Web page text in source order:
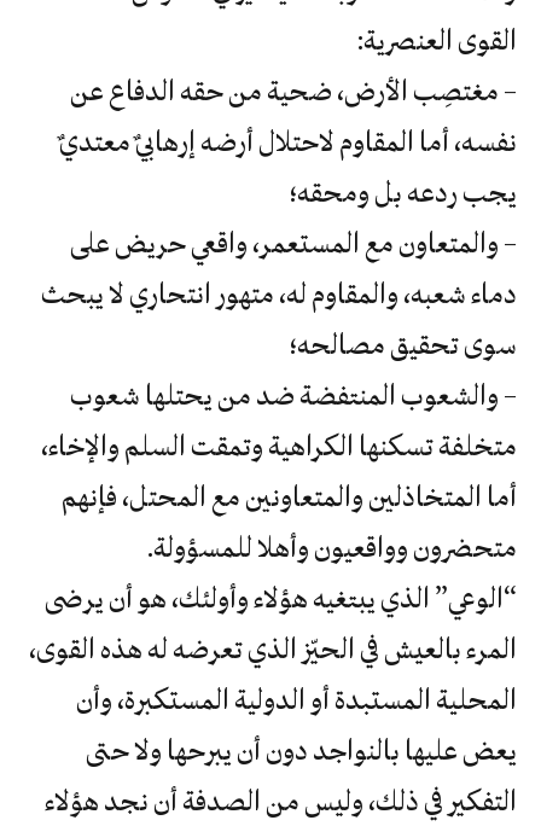
القوى العنصرية:
– مغتصِب الأرض، ضحية من حقه الدفاع عن
نفسه، أما المقاوم لاحتلال أرضه إرهابيٌ معتديٌ
يجب ردعه بل ومحقه؛
– والمتعاون مع المستعمر، واقعي حريض على
دماء شعبه، والمقاوم له، متهور انتحاري لا يبحث
سوى تحقيق مصالحه؛
– والشعوب المنتفضة ضد من يحتلها شعوب
متخلفة تسكنها الكراهية وتمقت السلم والإخاء،
أما المتخاذلين والمتعاونين مع المحتل، فإنهم
متحضرون وواقعيون وأهلا للمسؤولة.
“الوعي” الذي يبتغيه هؤلاء وأولئك، هو أن يرضى
المرء بالعيش في الحيّز الذي تعرضه له هذه القوى،
المحلية المستبدة أو الدولية المستكبرة، وأن
يعض عليها بالنواجد دون أن يبرحها ولا حتى
التفكير في ذلك، وليس من الصدفة أن نجد هؤلاء